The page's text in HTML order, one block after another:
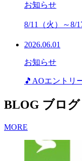
お知らせ
8/11（火）～8/
2026.06.01
お知らせ
🎵AOエントリ
BLOG ブログ
MORE